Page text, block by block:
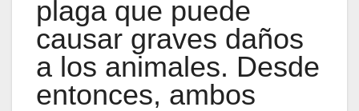
plaga que puede
causar graves daños
a los animales. Desde
entonces, ambos